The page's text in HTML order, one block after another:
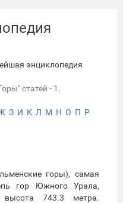
энциклопедия
статей - 1.
З И К Л М Н О П Р
горы), самая
гор Южного Урала,
743.3 метра.